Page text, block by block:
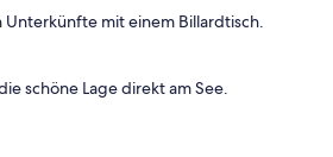
Unterkünfte mit einem Billardtisch.
schöne Lage direkt am See.